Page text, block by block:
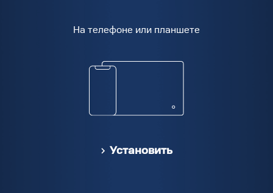
На телефоне или планшете
Установить